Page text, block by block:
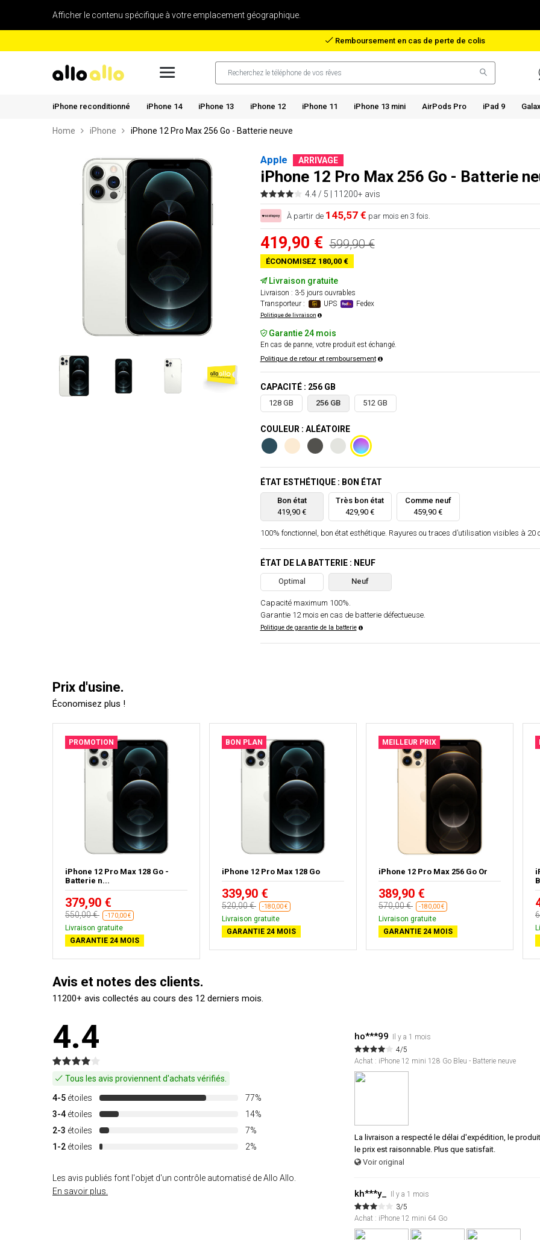
Afficher le contenu spécifique à votre emplacement géographique.
Remboursement en cas de perte de colis
iPhone reconditionné iPhone 14 iPhone 13 iPhone 12 iPhone 11 iPhone 13 mini AirPods Pro iPad 9
Home iPhone iPhone 12 Pro Max 256 Go - Batterie neuve
Apple ARRIVAGE
iPhone 12 Pro Max 256 Go - Batterie
4.4 / 5 | 11200+ avis
À partir de 145,57 € par mois en 3 fois.
419,90 € 599,90 €
ÉCONOMISEZ 180,00 €
Livraison gratuite
Livraison : 3-5 jours ouvrables
Transporteur :
UPS Fedex
Politique de livraison
Garantie 24 mois
En cas de panne, votre produit est échangé.
Politique de retour et remboursement
CAPACITÉ : 256 GB
128 GB 256 GB 512 GB
COULEUR : ALÉATOIRE
ÉTAT ESTHÉTIQUE : BON ÉTAT
Bon état
419,90 €
Très bon état
429,90 €
Comme neuf
459,90 €
100% fonctionnel, bon état esthétique. Rayures ou traces d’utilisation visibles à 20
ÉTAT DE LA BATTERIE : NEUF
Optimal Neuf
Capacité maximum 100%.
Garantie 12 mois en cas de batterie défectueuse.
Politique de garantie de la batterie
Prix d'usine.
Économisez plus !
PROMOTION
iPhone 12 Pro Max 128 Go -
Batterie n...
379,90 €
550,00 € -170,00 €
Livraison gratuite
GARANTIE 24 MOIS
BON PLAN
iPhone 12 Pro Max 128 Go
339,90 €
520,00 € -180,00 €
Livraison gratuite
GARANTIE 24 MOIS
MEILLEUR PRIX
iPhone 12 Pro Max 256 Go Or
389,90 €
570,00 € -180,00 €
Livraison gratuite
GARANTIE 24 MOIS
Avis et notes des clients.
11200+ avis collectés au cours des 12 derniers mois.
4.4
Tous les avis proviennent d'achats vérifiés.
4-5 étoiles
77%
3-4 étoiles
14%
2-3 étoiles
7%
1-2 étoiles 2%
Les avis publiés font l'objet d'un contrôle automatisé de Allo Allo.
En savoir plus.
ho***99 Il y a 1 mois
4/5
Achat : iPhone 12 mini 128 Go Bleu - Batterie neuve
La livraison a respecté le délai d'expédition, le
le prix est raisonnable. Plus que satisfait.
Voir original
kh***y_ Il y a 1 mois
3/5
Achat : iPhone 12 mini 64 Go